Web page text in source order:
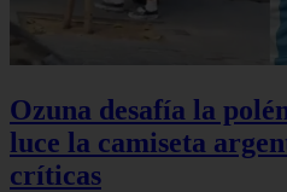
Ozuna desafía la
luce la camiseta
críticas